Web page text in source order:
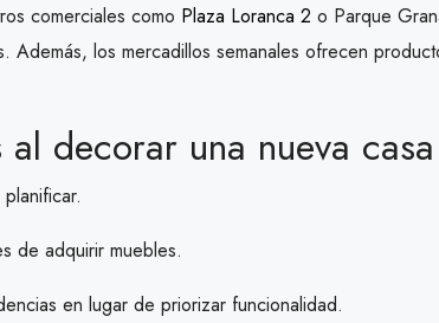
comerciales como Plaza Loranca 2 o Parque
Además, los mercadillos semanales ofrecen
decorar una nueva casa
de adquirir muebles.
en lugar de priorizar funcionalidad.